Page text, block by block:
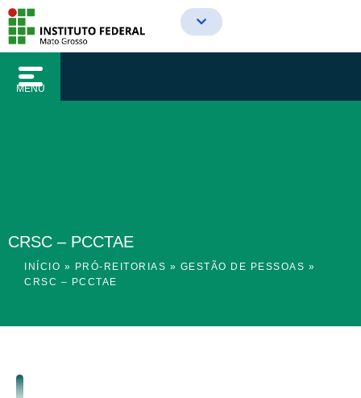
conteúdo
para
conteúdo
MENU
CRSC – PCCTAE
INÍCIO » PRÓ-REITORIAS » GESTÃO DE PESSOAS »
CRSC – PCCTAE